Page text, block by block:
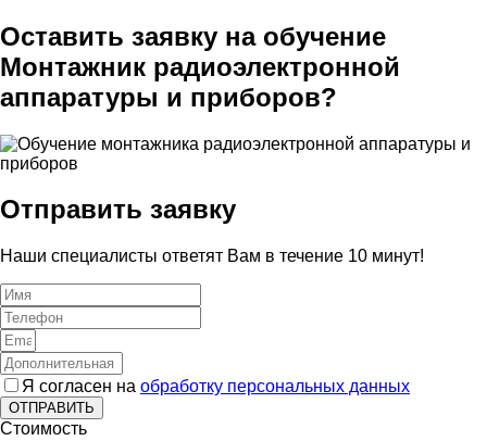
Оставить заявку на обучение
Монтажник радиоэлектронной
аппаратуры и приборов?
Отправить заявку
Наши специалисты ответят Вам в течение 10 минут!
Я согласен на обработку персональных данных
ОТПРАВИТЬ
Стоимость